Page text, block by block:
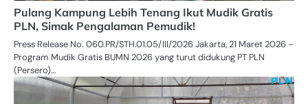
Pulang Kampung Lebih Tenang Ikut Mudik Gratis
PLN, Simak Pengalaman Pemudik!
Press Release No. 060.PR/STH.01.05/III/2026 Jakarta, 21 Maret 2026 –
Program Mudik Gratis BUMN 2026 yang turut didukung PT PLN
(Persero)…